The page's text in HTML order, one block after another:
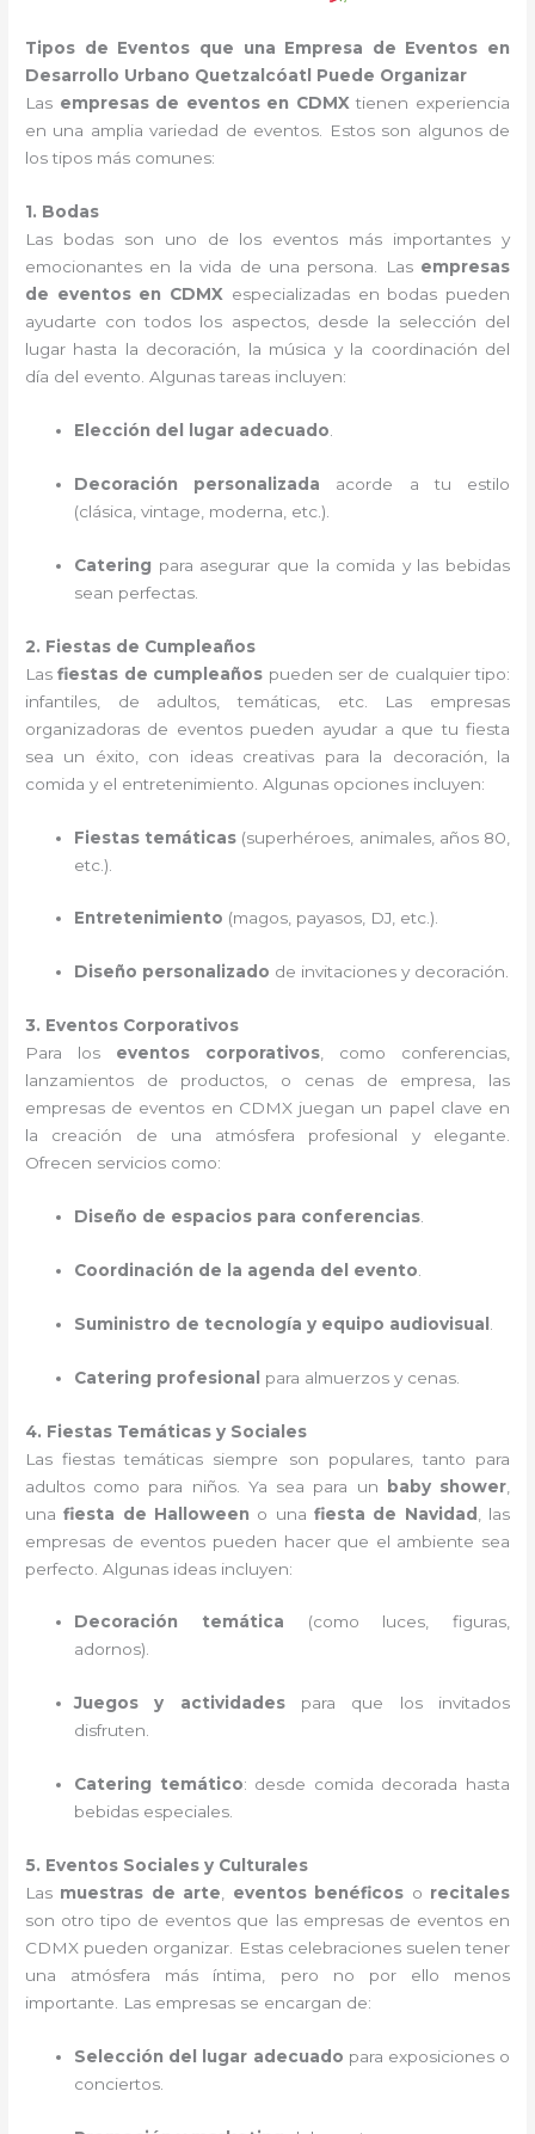
Tipos de Eventos que una Empresa de Eventos en
Desarrollo Urbano Quetzalcóatl Puede Organizar
Las empresas de eventos en CDMXtienen experiencia
en una amplia variedad de eventos. Estos son algunos de
los tipos más comunes:
1. Bodas
Las bodas son uno de los eventos más importantes y
emocionantes en la vida de una persona. Las empresas
de eventos en CDMX especializadas en bodas pueden
ayudarte con todos los aspectos, desde la selección del
lugar hasta la decoración, la música y la coordinación del
día del evento. Algunas tareas incluyen:
Elección del lugar adecuado
Decoración personalizada acorde a tu estilo
(clásica, vintage, moderna, etc.).
Catering para asegurar que la comida y las bebidas
sean perfectas.
2. Fiestas de Cumpleaños
Lasfiestas de cumpleaños pueden ser de cualquier tipo:
infantiles, de adultos, temáticas, etc. Las empresas
organizadoras de eventos pueden ayudar a que tu fiesta
sea un éxito, con ideas creativas para la decoración, la
comida y el entretenimiento. Algunas opciones incluyen:
Fiestas temáticas (superhéroes, animales, años 80,
etc.).
Entretenimiento (magos, payasos, DJ, etc.).
Diseño personalizado de invitaciones y decoración.
3. Eventos Corporativos
Para los eventos corporativos , como conferencias,
lanzamientos de productos, o cenas de empresa, las
empresas de eventos en CDMX juegan un papel clave en
la creación de una atmósfera profesional y elegante.
Ofrecen servicios como:
Diseño de espacios para conferencias
Coordinación de la agenda del evento
Suministro de tecnología y equipo audiovisual
Catering profesional para almuerzos y cenas.
4. Fiestas Temáticas y Sociales
Las fiestas temáticas siempre son populares, tanto para
adultos como para niños. Ya sea para un baby shower,
unafiesta de Halloween o una fiesta de Navidad , las
empresas de eventos pueden hacer que el ambiente sea
perfecto. Algunas ideas incluyen:
Decoración temática (como luces, figuras,
adornos).
Juegos y actividadespara que los invitados
disfruten.
Catering temático: desde comida decorada hasta
bebidas especiales.
5. Eventos Sociales y Culturales
Las muestras de arte eventos benéficos o recitales
son otro tipo de eventos que las empresas de eventos en
CDMX pueden organizar. Estas celebraciones suelen tener
una atmósfera más íntima, pero no por ello menos
importante. Las empresas se encargan de:
Selección del lugar adecuado para exposiciones o
conciertos.